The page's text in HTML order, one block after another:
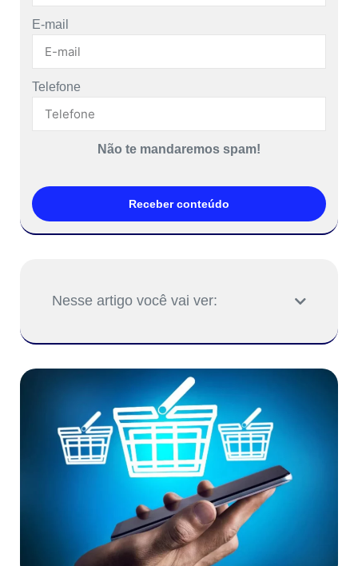
E-mail
Telefone
Não te mandaremos spam!
Receber conteúdo
Nesse artigo você vai ver: